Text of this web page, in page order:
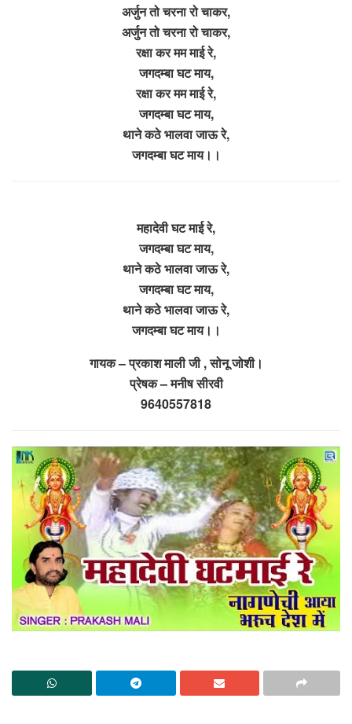
अर्जुन तो चरना रो चाकर,
अर्जुन तो चरना रो चाकर,
रक्षा कर मम माई रे,
जगदम्बा घट माय,
रक्षा कर मम माई रे,
जगदम्बा घट माय,
थाने कठे भालवा जाऊ रे,
जगदम्बा घट माय।।
महादेवी घट माई रे,
जगदम्बा घट माय,
थाने कठे भालवा जाऊ रे,
जगदम्बा घट माय,
थाने कठे भालवा जाऊ रे,
जगदम्बा घट माय।।
गायक – प्रकाश माली जी , सोनू जोशी।
प्रेषक – मनीष सीरवी
9640557818